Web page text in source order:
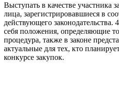
Выступать в качестве участника
лица, зарегистрировавшиеся в
действующего
себя положения, определяющие
процедура, также в законе
актуальные для тех, кто
конкурсе закупок.